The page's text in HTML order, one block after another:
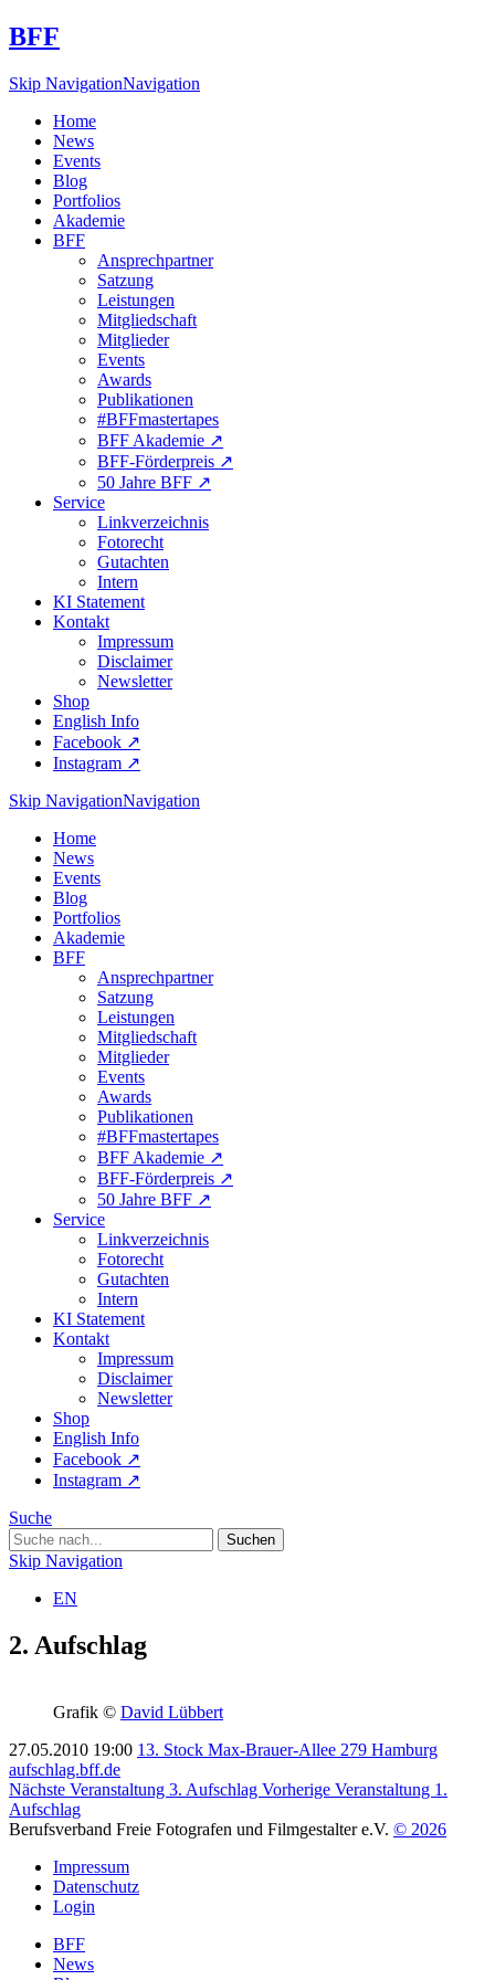
BFF
Skip NavigationNavigation
Home
News
Events
Blog
Portfolios
Akademie
BFF
Ansprechpartner
Satzung
Leistungen
Mitgliedschaft
Mitglieder
Events
Awards
Publikationen
#BFFmastertapes
BFF Akademie ↗︎
BFF-Förderpreis ↗︎
50 Jahre BFF ↗︎
Service
Linkverzeichnis
Fotorecht
Gutachten
Intern
KI Statement
Kontakt
Impressum
Disclaimer
Newsletter
Shop
English Info
Facebook ↗︎
Instagram ↗︎
Skip NavigationNavigation
Home
News
Events
Blog
Portfolios
Akademie
BFF
Ansprechpartner
Satzung
Leistungen
Mitgliedschaft
Mitglieder
Events
Awards
Publikationen
#BFFmastertapes
BFF Akademie ↗︎
BFF-Förderpreis ↗︎
50 Jahre BFF ↗︎
Service
Linkverzeichnis
Fotorecht
Gutachten
Intern
KI Statement
Kontakt
Impressum
Disclaimer
Newsletter
Shop
English Info
Facebook ↗︎
Instagram ↗︎
Suche
Skip Navigation
EN
2. Aufschlag
Grafik © David Lübbert
27.05.2010 19:00 13. Stock Max-Brauer-Allee 279 Hamburg
aufschlag.bff.de
Nächste Veranstaltung 3. Aufschlag Vorherige Veranstaltung 1.
Aufschlag
Berufsverband Freie Fotografen und Filmgestalter e.V. © 2026
Impressum
Datenschutz
Login
BFF
News